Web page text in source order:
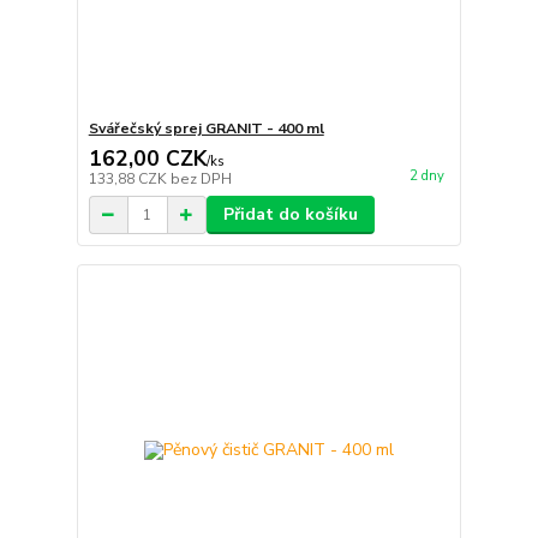
Svářečský sprej GRANIT - 400 ml
162,00 CZK/ks
133,88 CZK bez DPH 2 dny
Přidat do košíku